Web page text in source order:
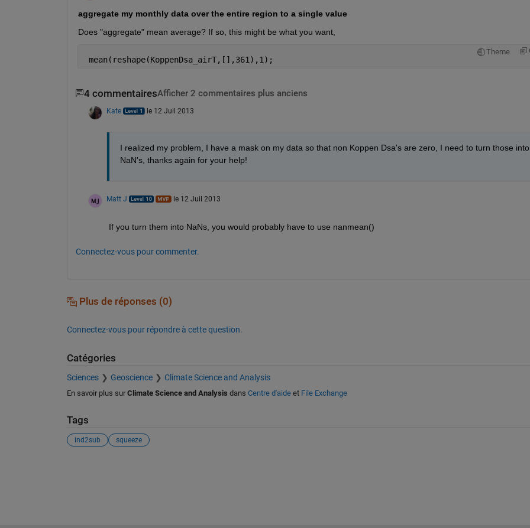
aggregate my monthly data over the entire region to a single value
Does "aggregate" mean average? If so, this might be what you want,
Theme
mean(reshape(KoppenDsa_airT,[],361),1);
4 commentairesAfficher 2 commentaires plus anciens
Kate le 12 Juil 2013
I realized my problem, I have a mask on my data so that non Koppen Dsa's are zero, I need to turn those into
NaN's, thanks again for your help!
Matt J le 12 Juil 2013
If you turn them into NaNs, you would probably have to use nanmean()
Connectez-vous pour commenter.
Plus de réponses (0)
Connectez-vous pour répondre à cette question.
Catégories
Sciences Geoscience Climate Science and Analysis
En savoir plus sur Climate Science and Analysis dans Centre d'aideet File Exchange
Tags
ind2sub squeeze